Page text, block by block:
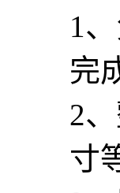
1
完
2
寸